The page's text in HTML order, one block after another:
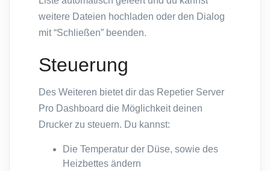
weitere Dateien hochladen oder den Dialog
mit “Schließen” beenden.
Steuerung
Des Weiteren bietet dir das Repetier Server
Pro Dashboard die Möglichkeit deinen
Drucker zu steuern. Du kannst:
Die Temperatur der Düse, sowie des
Heizbettes ändern